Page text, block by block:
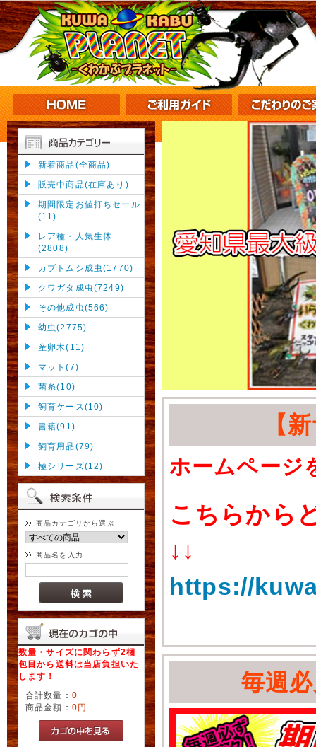
新着商品(全商品)
販売中商品(在庫あり)
期間限定お値打ちセール
(11)
レア種・人気生体
(2808)
カブトムシ成虫(1770)
クワガタ成虫(7249)
その他成虫(566)
幼虫(2775)
産卵木(11)
マット(7)
菌糸(10)
飼育ケース(10)
書籍(91)
飼育用品(79)
極シリーズ(12)
商品カテゴリから選ぶ
商品名を入力
数量・サイズに関わらず2梱
包目から送料は当店負担いた
します！
合計数量： 0
商品金額： 0円
【
ホームページ
こちらから
↓↓
https://
毎週